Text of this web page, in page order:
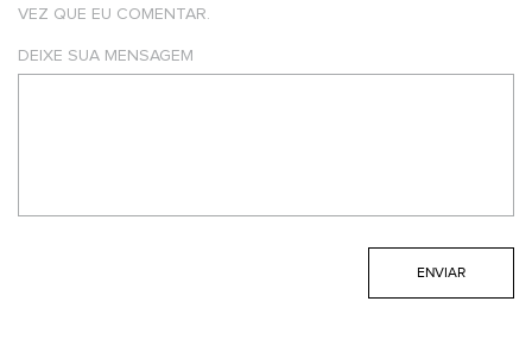
VEZ QUE EU COMENTAR.
DEIXE SUA MENSAGEM